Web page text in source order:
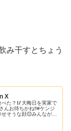
み干すとちょう
X
た？🥢大晦日を実家で
んお待ちかね‼️#ケンジ
そうな顔😊みんなが幸